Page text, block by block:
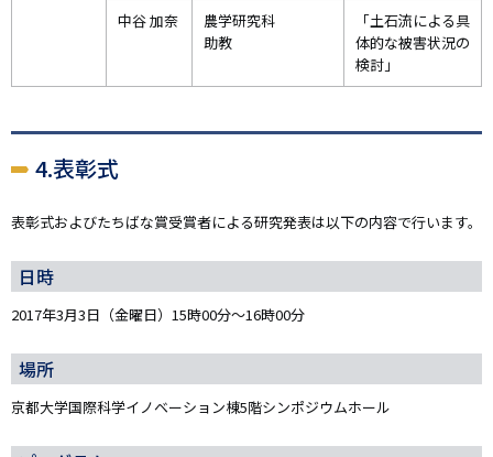
中谷 加奈
農学研究科
助教
「土石流による具
体的な被害状況の
検討」
4.表彰式
表彰式およびたちばな賞受賞者による研究発表は以下の内容で行います。
日時
2017年3月3日（金曜日）15時00分～16時00分
場所
京都大学国際科学イノベーション棟5階シンポジウムホール